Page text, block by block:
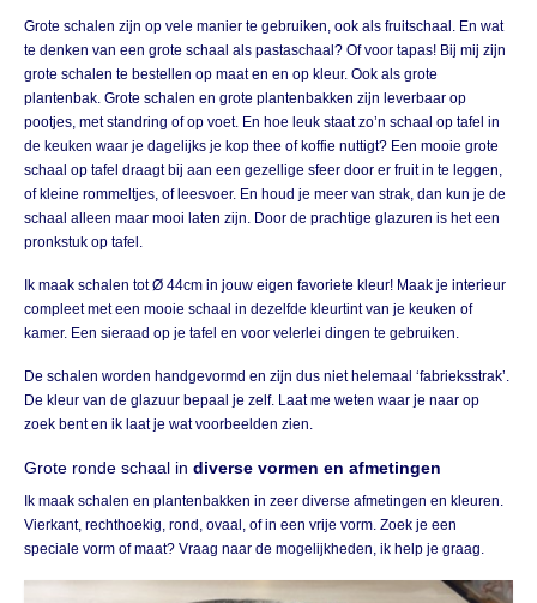
Grote schalen zijn op vele manier te gebruiken, ook als fruitschaal. En wat
te denken van een grote schaal als pastaschaal? Of voor tapas! Bij mij zijn
grote schalen te bestellen op maat en en op kleur. Ook als grote
plantenbak. Grote schalen en grote plantenbakken zijn leverbaar op
pootjes, met standring of op voet. En hoe leuk staat zo’n schaal op tafel in
de keuken waar je dagelijks je kop thee of koffie nuttigt? Een mooie grote
schaal op tafel draagt bij aan een gezellige sfeer door er fruit in te leggen,
of kleine rommeltjes, of leesvoer. En houd je meer van strak, dan kun je de
schaal alleen maar mooi laten zijn. Door de prachtige glazuren is het een
pronkstuk op tafel.
Ik maak schalen tot Ø 44cm in jouw eigen favoriete kleur! Maak je interieur
compleet met een mooie schaal in dezelfde kleurtint van je keuken of
kamer. Een sieraad op je tafel en voor velerlei dingen te gebruiken.
De schalen worden handgevormd en zijn dus niet helemaal ‘fabrieksstrak’.
De kleur van de glazuur bepaal je zelf. Laat me weten waar je naar op
zoek bent en ik laat je wat voorbeelden zien.
Grote ronde schaal in diverse vormen en afmetingen
Ik maak schalen en plantenbakken in zeer diverse afmetingen en kleuren.
Vierkant, rechthoekig, rond, ovaal, of in een vrije vorm. Zoek je een
speciale vorm of maat? Vraag naar de mogelijkheden, ik help je graag.